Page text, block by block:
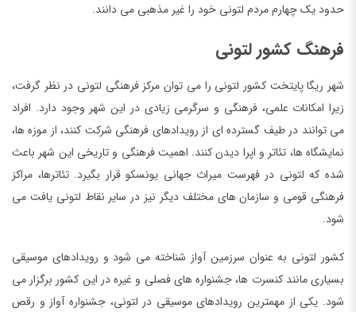
حدود یک چهارم مردم لتونی خود را غیر مذهبی می دانند.
فرهنگ کشور لتونی
شهر ریگا پایتخت کشور لتونی را می توان مرکز فرهنگی لتونی در نظر گرفت،
زیرا امکانات علمی، فرهنگی و سرگرمی زیادی در این شهر وجود دارد. افراد
می توانند در طیف گسترده ای از رویدادهای فرهنگی شرکت کنند، از موزه ها،
نمایشگاه ها، تئاتر و اپرا دیدن کنند. اهمیت فرهنگی و تاریخی این شهر باعث
شده که لتونی در فهرست میراث جهانی یونسکو قرار بگیرد. تئاترها، مراکز
فرهنگی قومی و سازمان های مختلف دیگر نیز در سایر نقاط لتونی یافت می
شود.
کشور لتونی به عنوان سرزمین آواز شناخته می شود و رویدادهای موسیقی
بسیاری مانند کنسرت ها، جشنواره های فصلی و غیره در این کشور برگزار می
شود. یکی از مهمترین رویدادهای موسیقی در لتونی، جشنواره آواز و رقص